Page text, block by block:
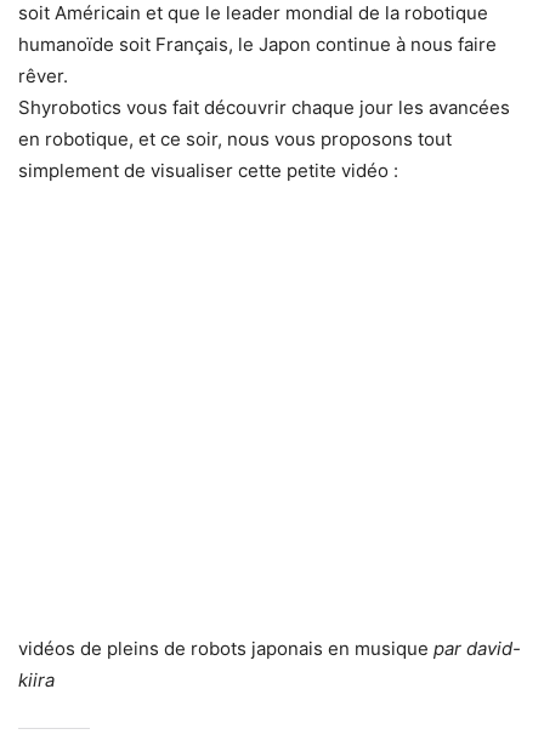
soit Américain et que le leader mondial de la robotique
humanoïde soit Français, le Japon continue à nous faire
rêver.
Shyrobotics vous fait découvrir chaque jour les avancées
en robotique, et ce soir, nous vous proposons tout
simplement de visualiser cette petite vidéo :
vidéos de pleins de robots japonais en musique par david-
kiira